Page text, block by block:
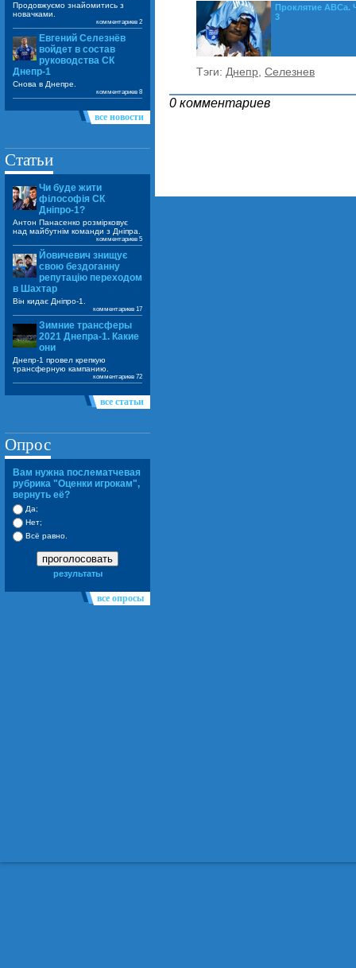
Проклятие АВСа.
3
Тэги: Днепр Селезнев
0 комментариев
Продовжуємо знайомитись з
новачками.
комментариев 2
Евгений Селезнёв
войдет в состав
руководства СК
Днепр-1
Снова в Днепре.
комментариев 8
все новости
Статьи
Чи буде жити
філософія СК
Дніпро-1?
Антон Панасенко розмірковує
над майбутнім команди з Дніпра.
комментариев 5
Йовичевич знищує
свою бездоганну
репутацію переходом
в Шахтар
Він кидає Дніпро-1.
комментариев 17
Зимние трансферы
2021 Днепра-1. Какие
они
Днепр-1 провел крепкую
трансферную кампанию.
комментариев 72
все статьи
Опрос
Вам нужна послематчевая
рубрика "Оценки игрокам",
вернуть её?
Да;
Нет;
Всё равно.
проголосовать
результаты
все опросы